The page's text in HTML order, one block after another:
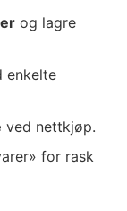
og lagre
enkelte
ved nettkjøp.
for rask